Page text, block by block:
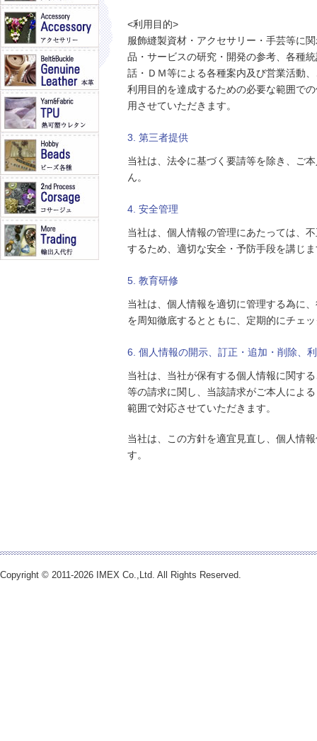
<利用目的>
服飾縫製資材・アクセサリー・手芸等に
品・サービスの研究・開発の参考、各種
話・ＤＭ等による各種案内及び営業活動
利用目的を達成するための必要な範囲で
用させていただきます。
3. 第三者提供
当社は、法令に基づく要請等を除き、ご
ん。
4. 安全管理
当社は、個人情報の管理にあたっては、
するため、適切な安全・予防手段を講じ
5. 教育研修
当社は、個人情報を適切に管理する為に
を周知徹底するとともに、定期的にチェ
6. 個人情報の開示、訂正・追加・削除、
当社は、当社が保有する個人情報に関す
等の請求に関し、当該請求がご本人によ
範囲で対応させていただきます。
当社は、この方針を適宜見直し、個人情
す。
Copyright © 2011-2026 IMEX Co.,Ltd. All Rights Reserved.